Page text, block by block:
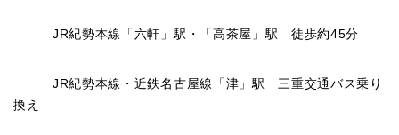
JR紀勢本線「六軒」駅・「高茶屋」駅 徒歩約45分
JR紀勢本線・近鉄名古屋線「津」駅 三重交通バス乗り
換え